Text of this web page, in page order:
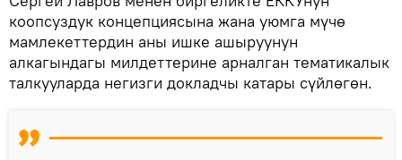
коопсуздук концепциясына жана уюмга мүчө
мамлекеттердин аны ишке ашыруунун
алкагындагы милдеттерине арналган тематикалык
талкууларда негизги докладчы катары сүйлөгөн.